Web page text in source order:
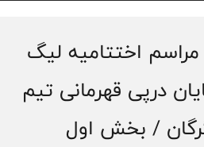
اختتامیه لیگ
درپی قهرمانی تیم
/ بخش اول